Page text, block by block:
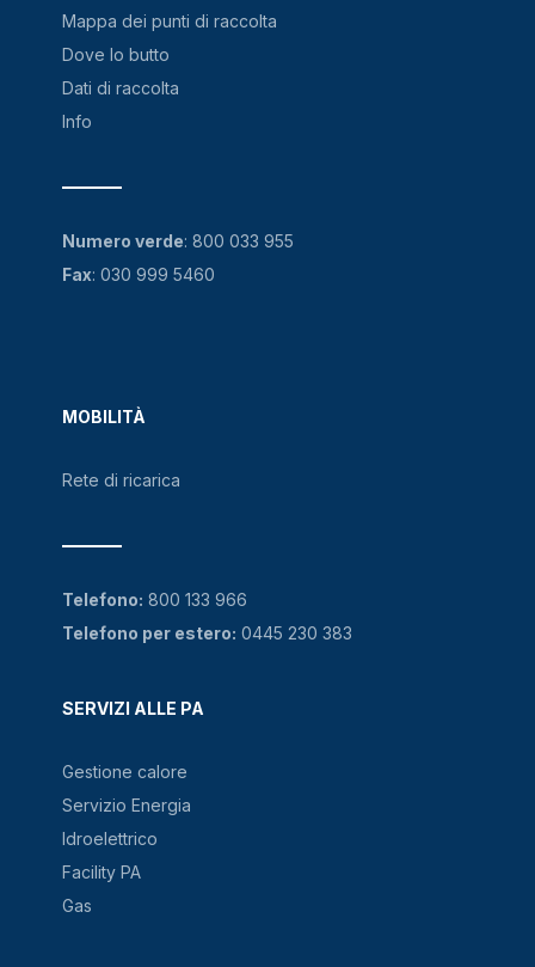
Mappa dei punti di raccolta
Dove lo butto
Dati di raccolta
Info
MOBILITÀ
Rete di ricarica
SERVIZI ALLE PA
Gestione calore
Servizio Energia
Idroelettrico
Facility PA
Gas
Numero verde: 800 033 955
Fax: 030 999 5460
Telefono: 800 133 966
Telefono per estero: 0445 230 383